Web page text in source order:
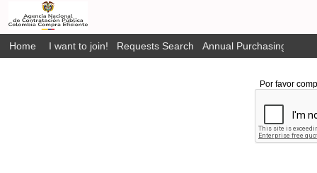
Home I want to join! Requests Search Annual Purchasing Plan
Por favor